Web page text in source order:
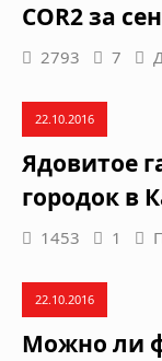
COR2 за
2793 7
22.10.2016
Ядовитое
городок в
1453 1
22.10.2016
Можно ли